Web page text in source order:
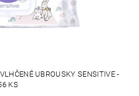
UBROUSKY SENSITIVE -
KS